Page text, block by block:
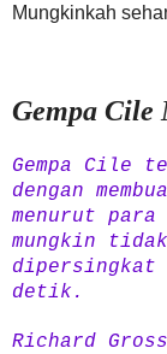
Mungkinkah
Gempa Cile
Gempa Cile
dengan
menurut
mungkin
detik.
Richard Gross